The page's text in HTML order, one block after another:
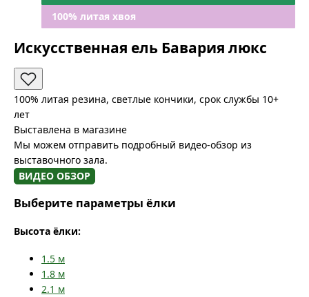
100% литая хвоя
Искусственная ель Бавария люкс
100% литая резина, светлые кончики, срок службы 10+
лет
Выставлена в магазине
Мы можем отправить подробный видео-обзор из
выставочного зала.
ВИДЕО ОБЗОР
Выберите параметры ёлки
Высота ёлки:
1.5 м
1.8 м
2.1 м